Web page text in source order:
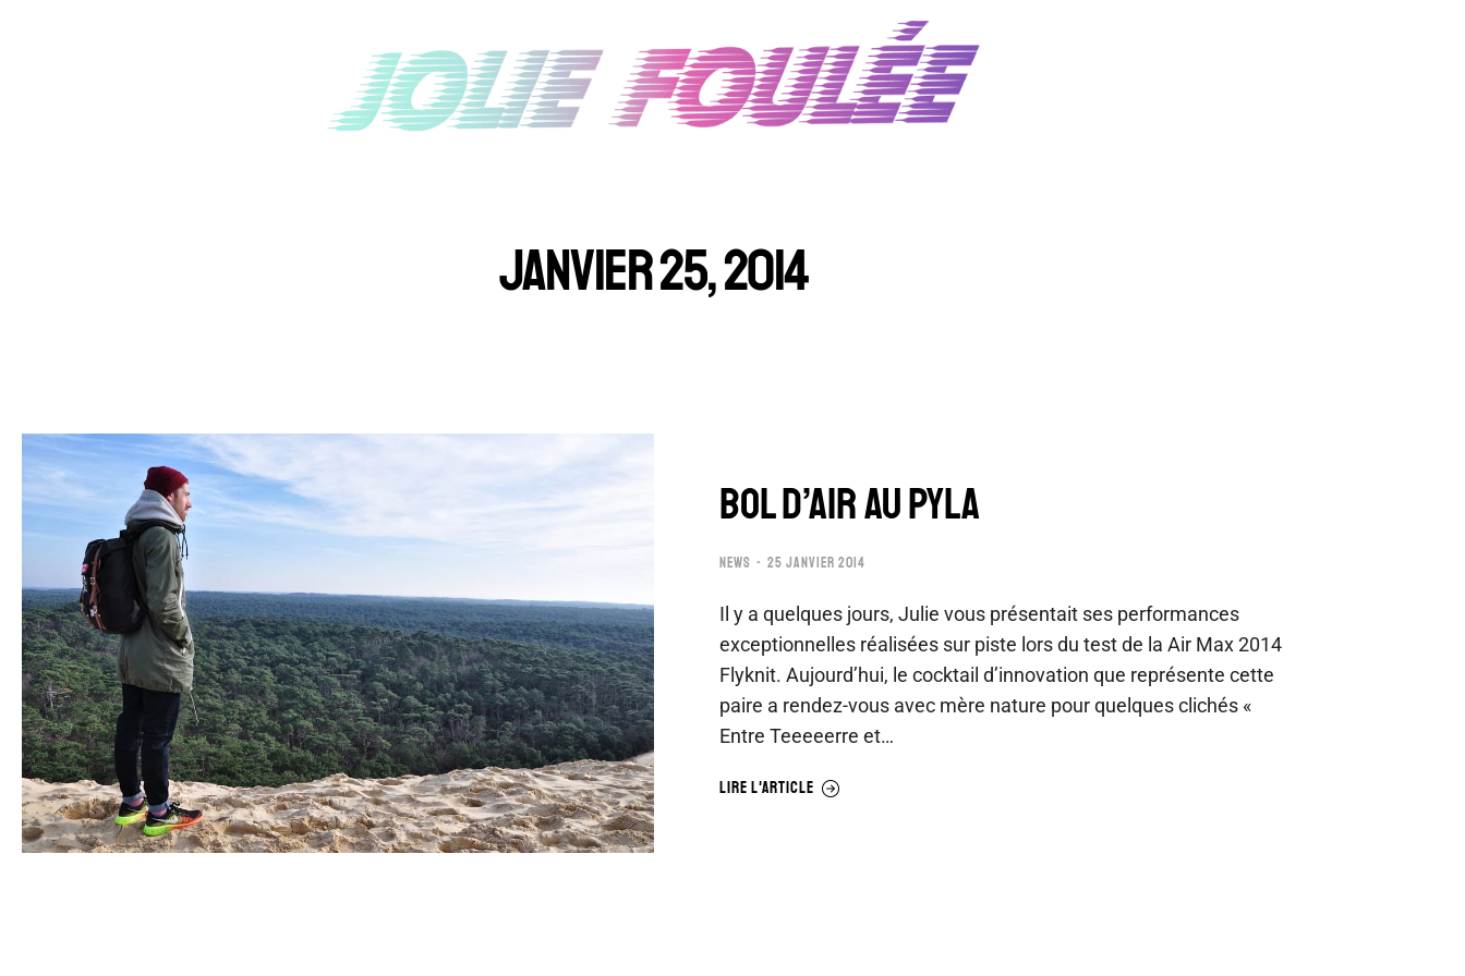
JANVIER 25, 2014
BOL D’AIR AU PYLA
NEWS 25 JANVIER 2014
Il y a quelques jours, Julie vous présentait ses performances
exceptionnelles réalisées sur piste lors du test de la Air Max 2014
Flyknit. Aujourd’hui, le cocktail d’innovation que représente cette
paire a rendez-vous avec mère nature pour quelques clichés «
Entre Teeeeerre et…
LIRE L'ARTICLE